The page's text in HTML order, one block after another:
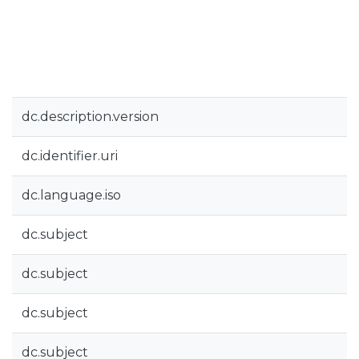
dc.description.version
dc.identifier.uri
dc.language.iso
dc.subject
dc.subject
dc.subject
dc.subject